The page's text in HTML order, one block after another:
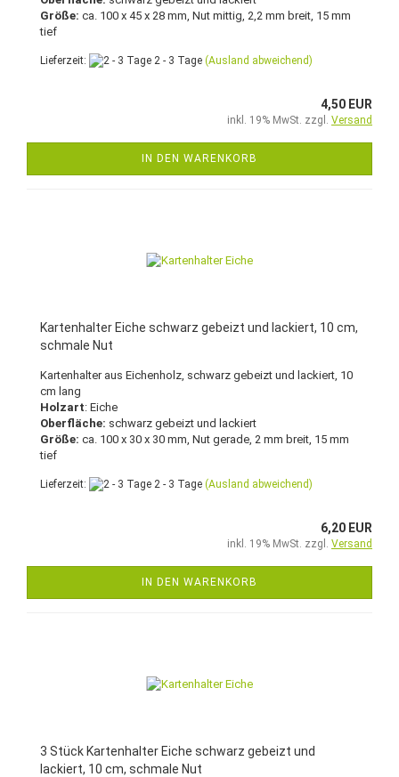
Größe: ca. 100 x 45 x 28 mm, Nut mittig, 2,2 mm breit, 15 mm
tief
Lieferzeit: 2 - 3 Tage (Ausland abweichend)
4,50 EUR
inkl. 19% MwSt. zzgl. Versand
IN DEN WARENKORB
Kartenhalter Eiche schwarz gebeizt und lackiert, 10 cm,
schmale Nut
Kartenhalter aus Eichenholz, schwarz gebeizt und lackiert, 10
cm lang
Holzart: Eiche
Oberfläche: schwarz gebeizt und lackiert
Größe: ca. 100 x 30 x 30 mm, Nut gerade, 2 mm breit, 15 mm
tief
Lieferzeit: 2 - 3 Tage (Ausland abweichend)
6,20 EUR
inkl. 19% MwSt. zzgl. Versand
IN DEN WARENKORB
3 Stück Kartenhalter Eiche schwarz gebeizt und
lackiert, 10 cm, schmale Nut